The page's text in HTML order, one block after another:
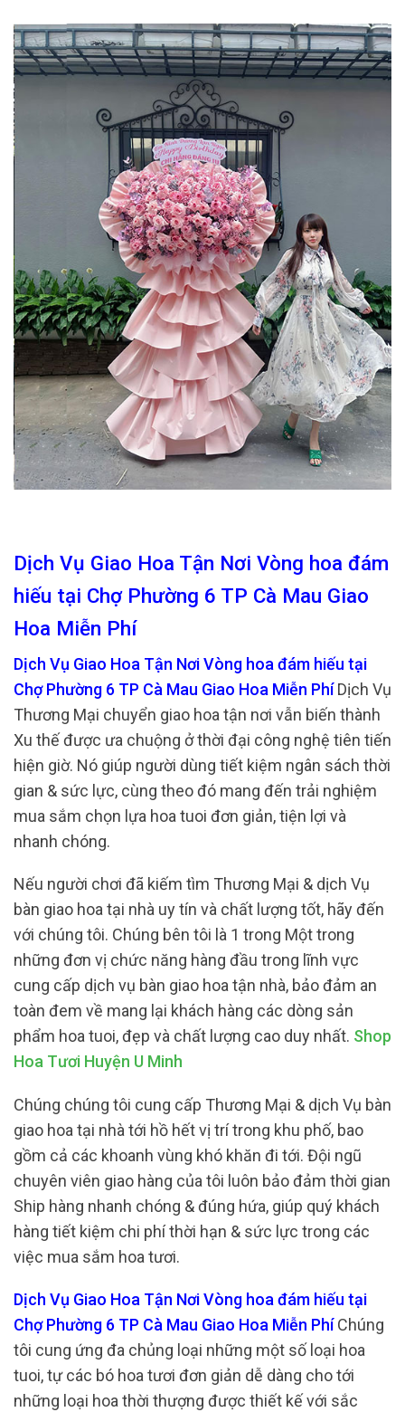
Dịch Vụ Giao Hoa Tận Nơi Vòng hoa đám
hiếu tại Chợ Phường 6 TP Cà Mau Giao
Hoa Miễn Phí
Dịch Vụ Giao Hoa Tận Nơi Vòng hoa đám hiếu tại
Chợ Phường 6 TP Cà Mau Giao Hoa Miễn PhíDịch Vụ
Thương Mại chuyển giao hoa tận nơi vẫn biến thành
Xu thế được ưa chuộng ở thời đại công nghệ tiên tiến
hiện giờ. Nó giúp người dùng tiết kiệm ngân sách thời
gian & sức lực, cùng theo đó mang đến trải nghiệm
mua sắm chọn lựa hoa tuoi đơn giản, tiện lợi và
nhanh chóng.
Nếu người chơi đã kiếm tìm Thương Mại & dịch Vụ
bàn giao hoa tại nhà uy tín và chất lượng tốt, hãy đến
với chúng tôi. Chúng bên tôi là 1 trong Một trong
những đơn vị chức năng hàng đầu trong lĩnh vực
cung cấp dịch vụ bàn giao hoa tận nhà, bảo đảm an
toàn đem về mang lại khách hàng các dòng sản
phẩm hoa tuoi, đẹp và chất lượng cao duy nhất. Shop
Hoa Tươi Huyện U Minh
Chúng chúng tôi cung cấp Thương Mại & dịch Vụ bàn
giao hoa tại nhà tới hồ hết vị trí trong khu phố, bao
gồm cả các khoanh vùng khó khăn đi tới. Đội ngũ
chuyên viên giao hàng của tôi luôn bảo đảm thời gian
Ship hàng nhanh chóng & đúng hứa, giúp quý khách
hàng tiết kiệm chi phí thời hạn & sức lực trong các
việc mua sắm hoa tươi.
Dịch Vụ Giao Hoa Tận Nơi Vòng hoa đám hiếu tại
Chợ Phường 6 TP Cà Mau Giao Hoa Miễn PhíChúng
tôi cung ứng đa chủng loại những một số loại hoa
tuoi, tự các bó hoa tươi đơn giản dễ dàng cho tới
những loại hoa thời thượng được thiết kế với sắc